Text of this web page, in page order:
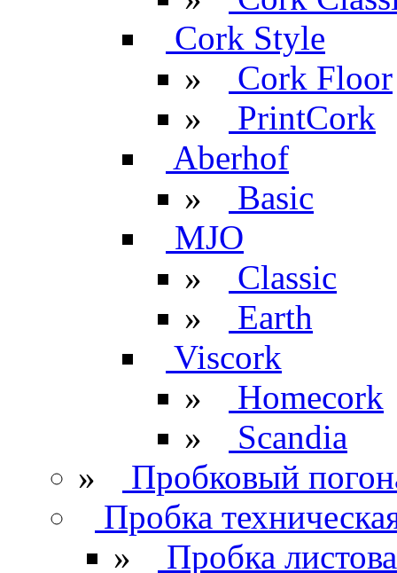
Cork Style
»
Cork Floor
»
PrintCork
Aberhof
»
Basic
MJO
»
Classic
»
Earth
Viscork
»
Homecork
»
Scandia
»
Пробковый
Пробка
»
Пробка